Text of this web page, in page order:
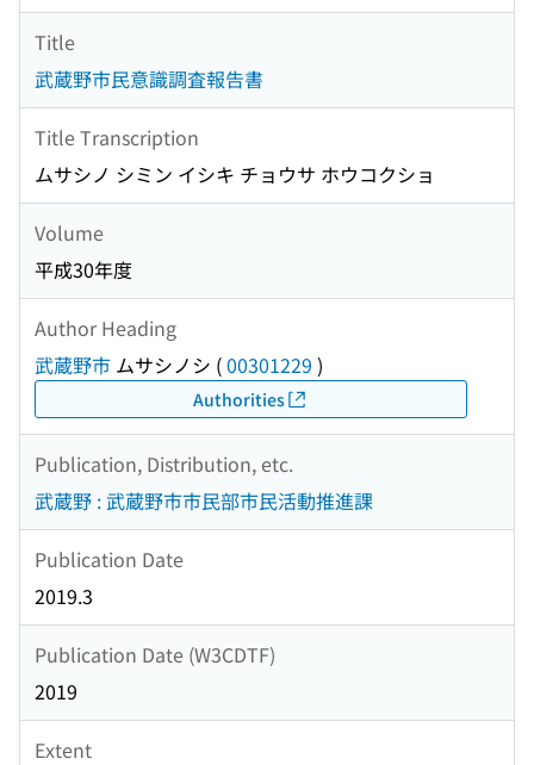
Title
武蔵野市民意識調査報告書
Title Transcription
ムサシノ シミン イシキ チョウサ ホウコクショ
Volume
平成30年度
Author Heading
武蔵野市 ムサシノシ (00301229 )
Authorities
Publication, Distribution, etc.
武蔵野 : 武蔵野市市民部市民活動推進課
Publication Date
2019.3
Publication Date (W3CDTF)
2019
Extent